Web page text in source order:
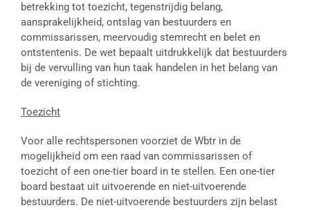
betrekking tot toezicht, tegenstrijdig belang,
aansprakelijkheid, ontslag van bestuurders en
commissarissen, meervoudig stemrecht en belet en
ontstentenis. De wet bepaalt uitdrukkelijk dat bestuurders
bij de vervulling van hun taak handelen in het belang van
de vereniging of stichting.
Toezicht
Voor alle rechtspersonen voorziet de Wbtr in de
mogelijkheid om een raad van commissarissen of
toezicht of een one-tier board in te stellen. Een one-tier
board bestaat uit uitvoerende en niet-uitvoerende
bestuurders. De niet-uitvoerende bestuurders zijn belast